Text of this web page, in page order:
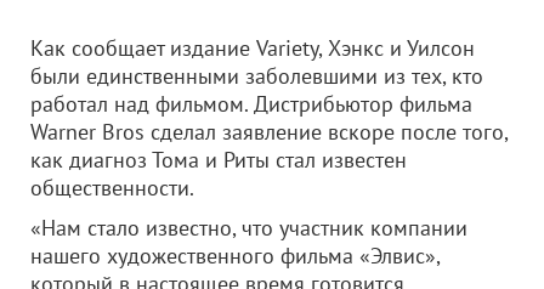
Как сообщает издание Variety, Хэнкс и Уилсон
были единственными заболевшими из тех, кто
работал над фильмом. Дистрибьютор фильма
Warner Bros сделал заявление вскоре после того,
как диагноз Тома и Риты стал известен
общественности.
«Нам стало известно, что участник компании
нашего художественного фильма «Элвис»,